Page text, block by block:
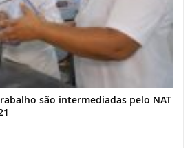
são intermediadas pelo NAT